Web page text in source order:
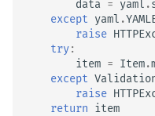
data = yaml .
except yaml .
raise
try:
item = Item.
except
raise
return item